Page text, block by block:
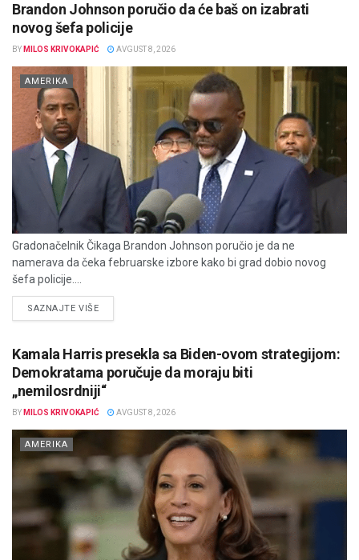
Brandon Johnson poručio da će baš on izabrati
novog šefa policije
BY MILOS KRIVOKAPIĆ AVGUST 8, 2026
AMERIKA
Gradonačelnik Čikaga Brandon Johnson poručio je da ne
namerava da čeka februarske izbore kako bi grad dobio novog
šefa policije....
SAZNAJTE VIŠEDETAILS
Kamala Harris presekla sa Biden-ovom strategijom:
Demokratama poručuje da moraju biti
„nemilosrdniji“
BY MILOS KRIVOKAPIĆ AVGUST 8, 2026
AMERIKA